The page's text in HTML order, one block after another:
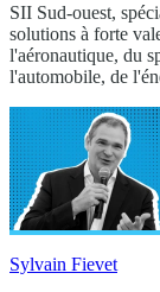
SII Sud-ouest,
solutions à forte
l'aéronautique, du
l'automobile, de
Sylvain Fievet